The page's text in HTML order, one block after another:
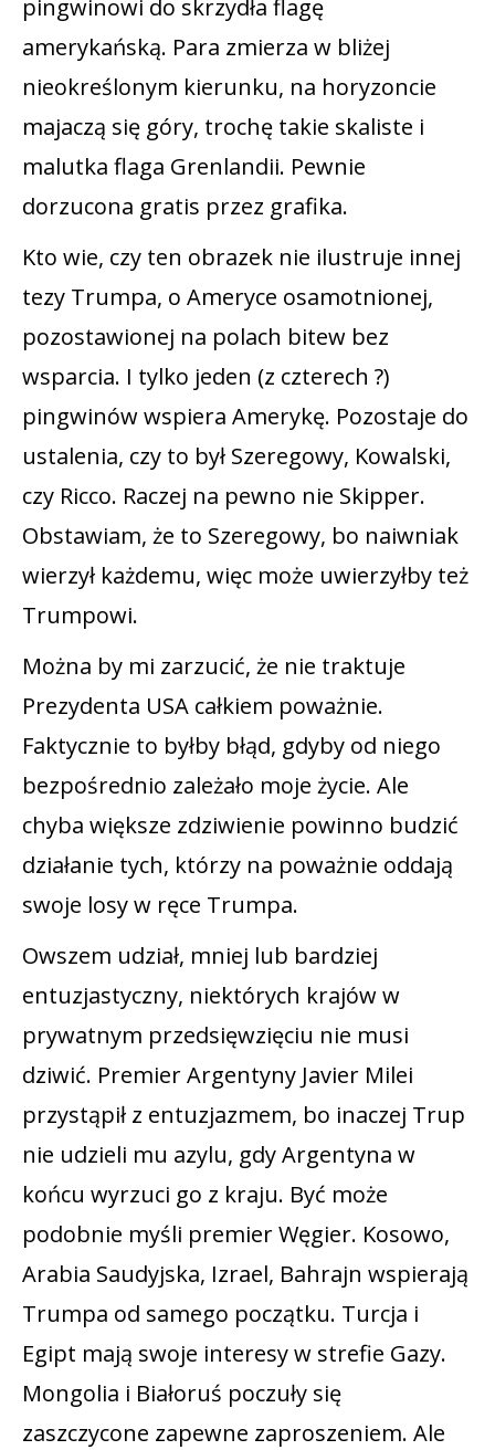
pingwinowi do skrzydła flagę
amerykańską. Para zmierza w bliżej
nieokreślonym kierunku, na horyzoncie
majaczą się góry, trochę takie skaliste i
malutka flaga Grenlandii. Pewnie
dorzucona gratis przez grafika.
Kto wie, czy ten obrazek nie ilustruje innej
tezy Trumpa, o Ameryce osamotnionej,
pozostawionej na polach bitew bez
wsparcia. I tylko jeden (z czterech ?)
pingwinów wspiera Amerykę. Pozostaje do
ustalenia, czy to był Szeregowy, Kowalski,
czy Ricco. Raczej na pewno nie Skipper.
Obstawiam, że to Szeregowy, bo naiwniak
wierzył każdemu, więc może uwierzyłby też
Trumpowi.
Można by mi zarzucić, że nie traktuje
Prezydenta USA całkiem poważnie.
Faktycznie to byłby błąd, gdyby od niego
bezpośrednio zależało moje życie. Ale
chyba większe zdziwienie powinno budzić
działanie tych, którzy na poważnie oddają
swoje losy w ręce Trumpa.
Owszem udział, mniej lub bardziej
entuzjastyczny, niektórych krajów w
prywatnym przedsięwzięciu nie musi
dziwić. Premier Argentyny Javier Milei
przystąpił z entuzjazmem, bo inaczej Trup
nie udzieli mu azylu, gdy Argentyna w
końcu wyrzuci go z kraju. Być może
podobnie myśli premier Węgier. Kosowo,
Arabia Saudyjska, Izrael, Bahrajn wspierają
Trumpa od samego początku. Turcja i
Egipt mają swoje interesy w strefie Gazy.
Mongolia i Białoruś poczuły się
zaszczycone zapewne zaproszeniem. Ale